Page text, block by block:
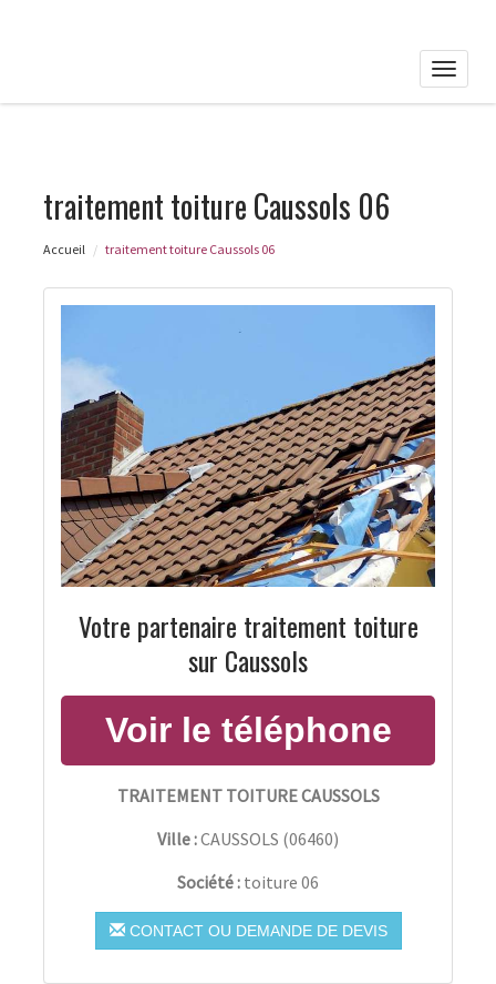
Toggle
traitement toiture Caussols 06
Accueil traitement toiture Caussols 06
Votre partenaire traitement toiture
sur Caussols
TRAITEMENT TOITURE CAUSSOLS
Ville :CAUSSOLS (06460)
Société : toiture 06
CONTACT OU DEMANDE DE DEVIS